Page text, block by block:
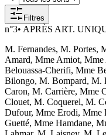
Filtres
n°3• APRÈS ART.
M. Fernandes, M. Portes,
Amard, Mme Amiot,
Belouassa-Cherifi, Mme
Bilongo, M. Bompard, M.
Caron, M. Carrière, Mme
Clouet, M. Coquerel, M.
Dufour, Mme Erodi, Mme
Guetté, Mme Hamdane,